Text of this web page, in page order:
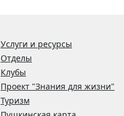
Услуги и ресурсы
Отделы
Клубы
Проект "Знания для жизни"
Туризм